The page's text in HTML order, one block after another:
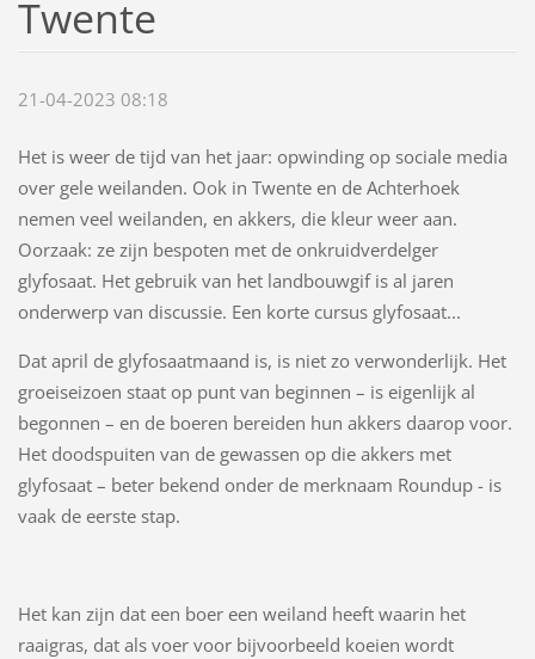
Twente
21-04-2023 08:18
Het is weer de tijd van het jaar: opwinding op sociale media
over gele weilanden. Ook in Twente en de Achterhoek
nemen veel weilanden, en akkers, die kleur weer aan.
Oorzaak: ze zijn bespoten met de onkruidverdelger
glyfosaat. Het gebruik van het landbouwgif is al jaren
onderwerp van discussie. Een korte cursus glyfosaat...
Dat april de glyfosaatmaand is, is niet zo verwonderlijk. Het
groeiseizoen staat op punt van beginnen – is eigenlijk al
begonnen – en de boeren bereiden hun akkers daarop voor.
Het doodspuiten van de gewassen op die akkers met
glyfosaat – beter bekend onder de merknaam Roundup - is
vaak de eerste stap.
Het kan zijn dat een boer een weiland heeft waarin het
raaigras, dat als voer voor bijvoorbeeld koeien wordt